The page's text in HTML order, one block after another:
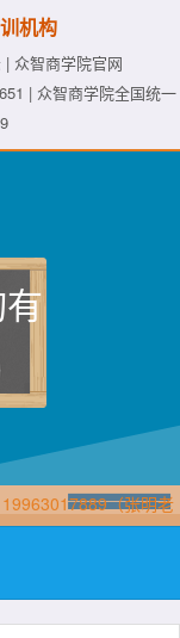
机构
众智商学院官网
| 众智商学院全国统一
（张明老